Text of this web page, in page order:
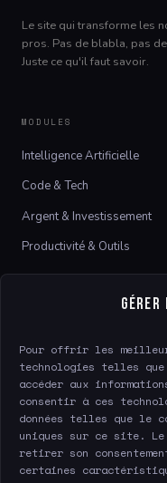
Gérer
Pour offrir les
technologies telles
accéder aux
consentir à ces
données telles que le
uniques sur ce site.
retirer son
certaines
Le site qui transforme les
pros. Pas de blabla, pas
Juste ce qu'il faut savoir.
MODULES
Intelligence Artificielle
Code & Tech
Argent & Investissement
Productivité & Outils
Contact
LÉGAL
Mentions légales